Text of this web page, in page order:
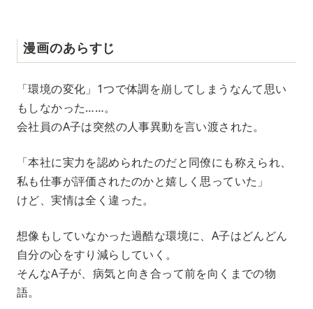
漫画のあらすじ
「環境の変化」1つで体調を崩してしまうなんて思い
もしなかった……。
会社員のA子は突然の人事異動を言い渡された。
「本社に実力を認められたのだと同僚にも称えられ、
私も仕事が評価されたのかと嬉しく思っていた」
けど、実情は全く違った。
想像もしていなかった過酷な環境に、A子はどんどん
自分の心をすり減らしていく。
そんなA子が、病気と向き合って前を向くまでの物
語。